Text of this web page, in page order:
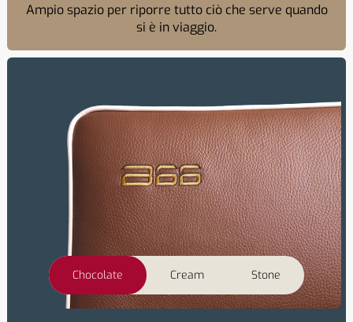
Ampio spazio per riporre tutto ciò che serve quando
si è in viaggio.
Chocolate Cream Stone